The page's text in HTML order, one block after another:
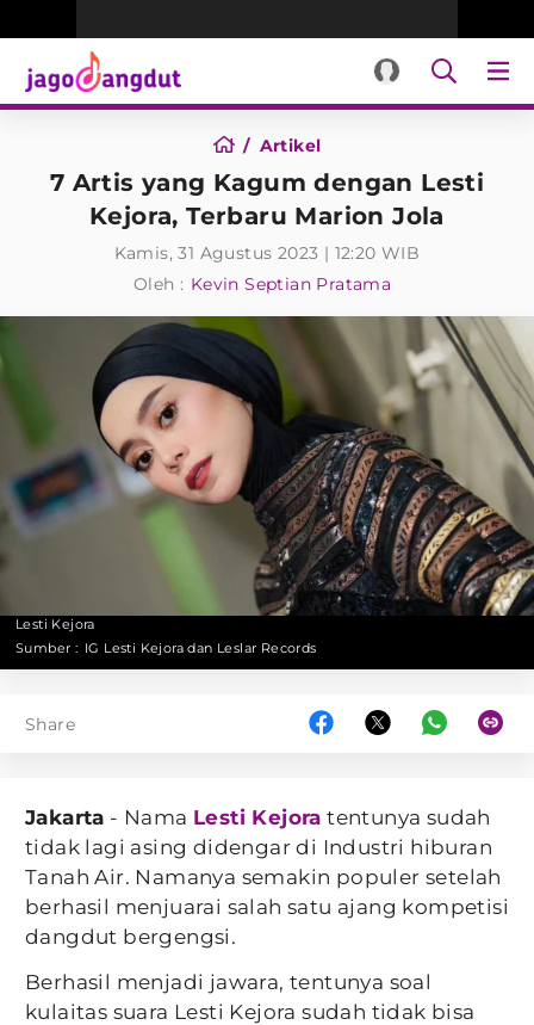
Artikel
7 Artis yang Kagum dengan Lesti
Kejora, Terbaru Marion Jola
Kamis, 31 Agustus 2023 | 12:20 WIB
Oleh : Kevin Septian Pratama
Lesti Kejora
Sumber : IG Lesti Kejora dan Leslar Records
Share
Jakarta - Nama Lesti Kejora tentunya sudah
tidak lagi asing didengar di Industri hiburan
Tanah Air. Namanya semakin populer setelah
berhasil menjuarai salah satu ajang kompetisi
dangdut bergengsi.
Berhasil menjadi jawara, tentunya soal
kulaitas suara Lesti Kejora sudah tidak bisa